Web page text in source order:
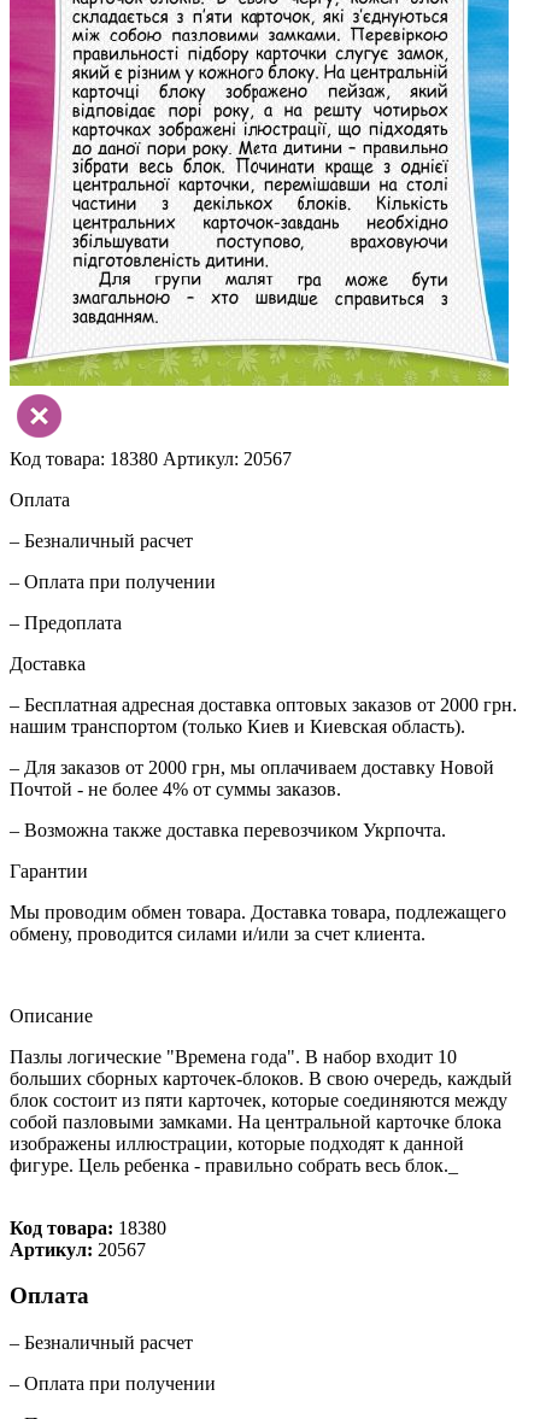
Код товара: 18380 Артикул: 20567
Оплата
– Безналичный расчет
– Оплата при получении
– Предоплата
Доставка
– Бесплатная адресная доставка оптовых заказов от 2000 грн.
нашим транспортом (только Киев и Киевская область).
– Для заказов от 2000 грн, мы оплачиваем доставку Новой
Почтой - не более 4% от суммы заказов.
– Возможна также доставка перевозчиком Укрпочта.
Гарантии
Мы проводим обмен товара. Доставка товара, подлежащего
обмену, проводится силами и/или за счет клиента.
Описание
Пазлы логические "Времена года". В набор входит 10
больших сборных карточек-блоков. В свою очередь, каждый
блок состоит из пяти карточек, которые соединяются между
собой пазловыми замками. На центральной карточке блока
изображены иллюстрации, которые подходят к данной
фигуре. Цель ребенка - правильно собрать весь блок._
Код товара: 18380
Артикул: 20567
Оплата
– Безналичный расчет
– Оплата при получении